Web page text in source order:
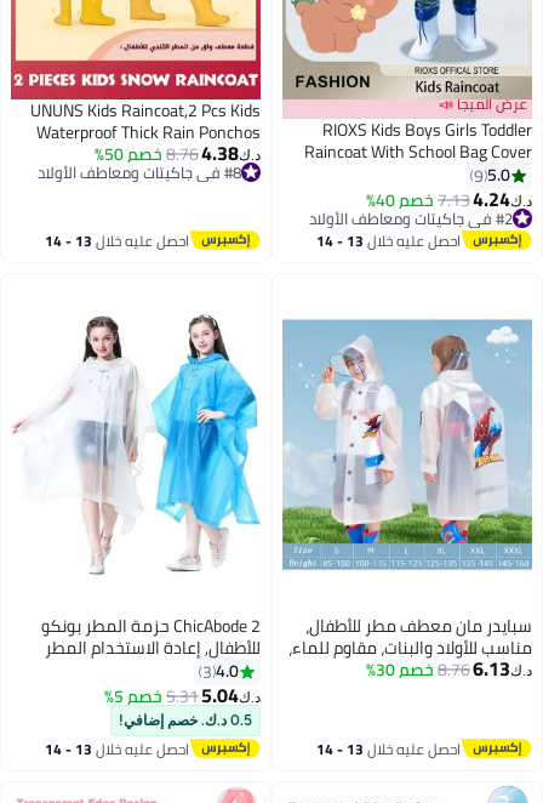
7
عرض الميجا 📣
RIOXS Kids Boys Girls Toddler
Raincoat With School Bag Cover
Long Cartoon Rainwear Rain
Ponchos With Hoods Rain Jacket
Cape Reusable For Outdoor
Climbing Cycling Hiking Camping
5.0
9
د.ك‏4.24
7.13خصم 40%
#2 في جاكيتات ومعاطف الأولاد
#2 في جاكيتات ومعاطف الأولاد احصل عليه خلال 13 - 14
UNUNS Kids Raincoat,2 Pcs Kids
Waterproof Thick Rain Ponchos
For Kids,Reusable Emergency Rain
Coats For Boys Girls,Kids Snow
Jacket,Yellow
د.ك‏4.38
8.76خصم 50%
#8 في جاكيتات ومعاطف الأولاد
احصل عليه خلال 13 - 14
سبايدر مان معطف مطر للأطفال،
مناسب للأولاد والبنات، مقاوم للماء،
بتصميمات كرتونية جذابة، مناسب
د.ك‏6.13
8.76خصم 30%
احصل عليه خلال 13 - 14
ChicAbode 2 حزمة المطر بونكو
للأطفال, إعادة الاستخدام المطر
بونكو للأولاد والبنات, إيفا الأطفال
معطف المطر, معطف المطر بونكو
مع الغطاء, معطف المطر جاكيت
الأزرق, الأبيض
4.0
3
د.ك‏5.04
5.31خصم 5%
0.5 د.ك. خصم إضافي!
احصل عليه خلال 13 - 14